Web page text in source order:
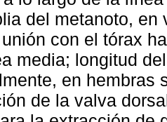
del metanoto,
con el tórax
media; longitud
en hembras
de la valva